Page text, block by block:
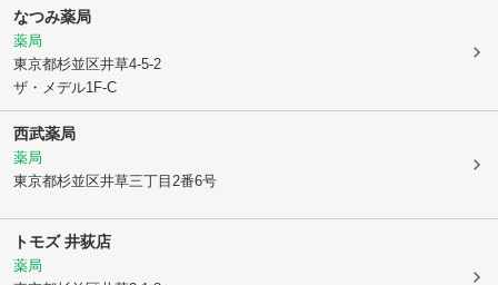
なつみ薬局
薬局
東京都杉並区井草4-5-2
ザ・メデル1F-C
西武薬局
薬局
東京都杉並区井草三丁目2番6号
トモズ 井荻店
薬局